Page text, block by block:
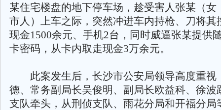
某住宅楼盘的地下停车场，趁受害人张某（女
市人）上车之际，突然冲进车内持枪、刀将其
现金1500余元、手机2台，同时威逼张某提供
卡密码，从卡内取走现金3万余元。
此案发生后，长沙市公安局领导高度重视
德、常务副局长吴俊明、副局长欧益科、徐波
支队牵头，从刑侦支队、雨花分局和开福分局